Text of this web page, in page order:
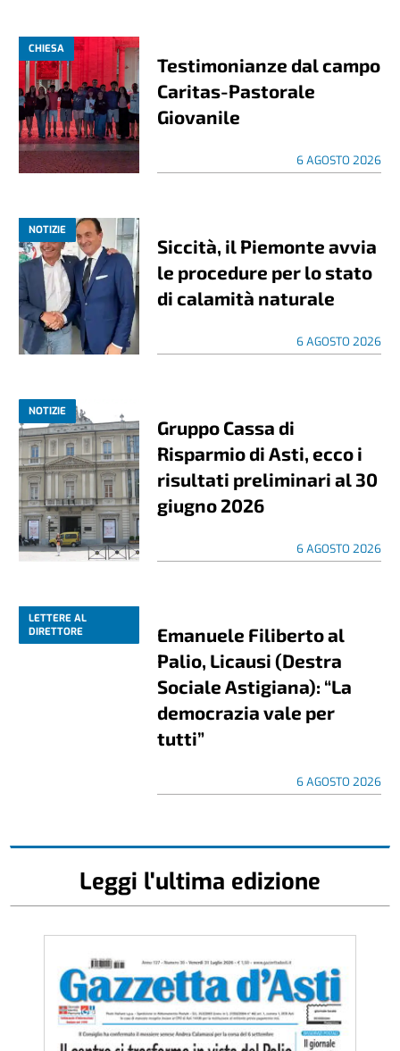
CHIESA
Testimonianze dal campo
Caritas-Pastorale
Giovanile
6 AGOSTO 2026
NOTIZIE
Siccità, il Piemonte avvia
le procedure per lo stato
di calamità naturale
6 AGOSTO 2026
NOTIZIE
Gruppo Cassa di
Risparmio di Asti, ecco i
risultati preliminari al 30
giugno 2026
6 AGOSTO 2026
LETTERE AL
DIRETTORE
Emanuele Filiberto al
Palio, Licausi (Destra
Sociale Astigiana): “La
democrazia vale per
tutti”
6 AGOSTO 2026
Leggi l'ultima edizione